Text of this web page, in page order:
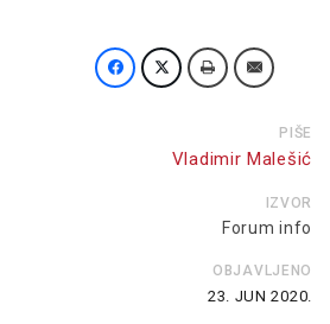
PIŠE
Vladimir Malešić
IZVOR
Forum info
OBJAVLJENO
23. JUN 2020.